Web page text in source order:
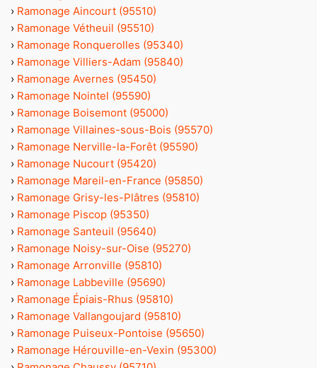
› Ramonage Aincourt (95510)
› Ramonage Vétheuil (95510)
› Ramonage Ronquerolles (95340)
› Ramonage Villiers-Adam (95840)
› Ramonage Avernes (95450)
› Ramonage Nointel (95590)
› Ramonage Boisemont (95000)
› Ramonage Villaines-sous-Bois (95570)
› Ramonage Nerville-la-Forêt (95590)
› Ramonage Nucourt (95420)
› Ramonage Mareil-en-France (95850)
› Ramonage Grisy-les-Plâtres (95810)
› Ramonage Piscop (95350)
› Ramonage Santeuil (95640)
› Ramonage Noisy-sur-Oise (95270)
› Ramonage Arronville (95810)
› Ramonage Labbeville (95690)
› Ramonage Épiais-Rhus (95810)
› Ramonage Vallangoujard (95810)
› Ramonage Puiseux-Pontoise (95650)
› Ramonage Hérouville-en-Vexin (95300)